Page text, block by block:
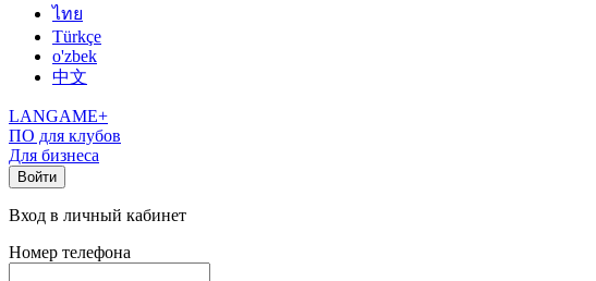
ไทย
Türkçe
o'zbek
中文
LANGAME+
ПО для клубов
Для бизнеса
Войти
Вход в личный кабинет
Номер телефона